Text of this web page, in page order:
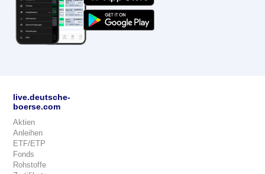
live.deutsche-
boerse.com
Aktien
Anleihen
ETF/ETP
Fonds
Rohstoffe